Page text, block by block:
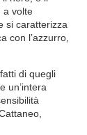
a volte
si caratterizza
con l’azzurro,
di quegli
un’intera